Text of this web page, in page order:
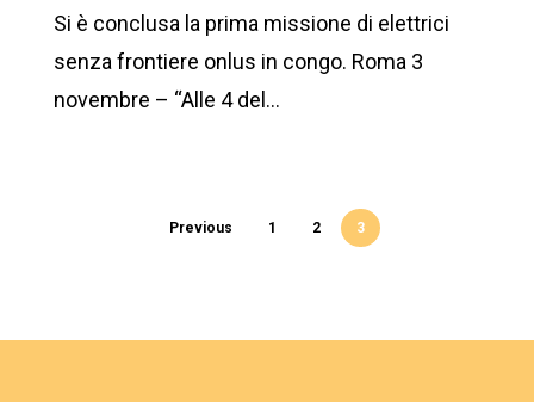
Si è conclusa la prima missione di elettrici
senza frontiere onlus in congo. Roma 3
novembre – “Alle 4 del…
Previous 1 2 3